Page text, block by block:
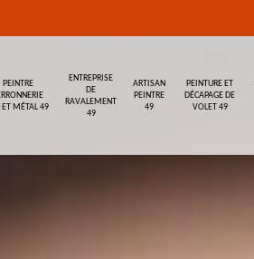
PEINTRE
ET MÉTAL 49
ENTREPRISE
DE
RAVALEMENT
49
ARTISAN
PEINTRE
49
PEINTURE ET
DÉCAPAGE DE
VOLET 49